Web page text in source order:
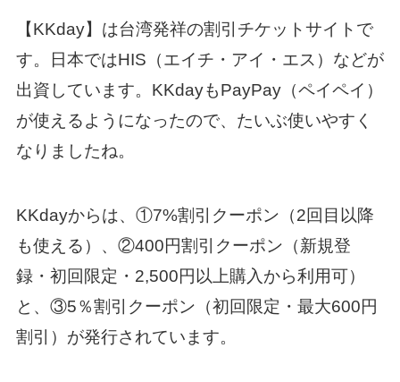
【KKday】は台湾発祥の割引チケットサイトで
す。日本ではHIS（エイチ・アイ・エス）などが
出資しています。KKdayもPayPay（ペイペイ）
が使えるようになったので、たいぶ使いやすく
なりましたね。
KKdayからは、①7%割引クーポン（2回目以降
も使える）、②400円割引クーポン（新規登
録・初回限定・2,500円以上購入から利用可）
と、③5％割引クーポン（初回限定・最大600円
割引）が発行されています。